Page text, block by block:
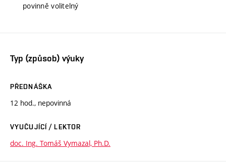
povinně volitelný
Typ (způsob) výuky
PŘEDNÁŠKA
12 hod., nepovinná
VYUČUJÍCÍ / LEKTOR
doc. Ing. Tomáš Vymazal, Ph.D.